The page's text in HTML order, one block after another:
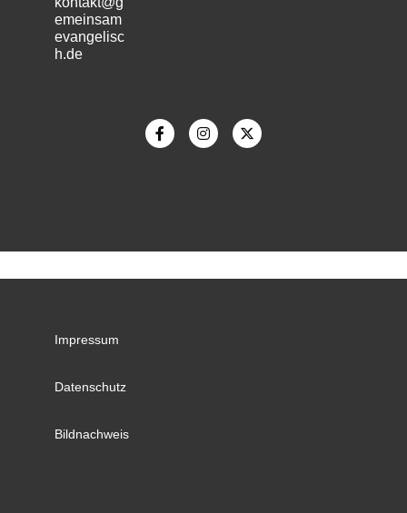
emeinsam
evangelisc
h.de
Impressum
Datenschutz
Bildnachweis